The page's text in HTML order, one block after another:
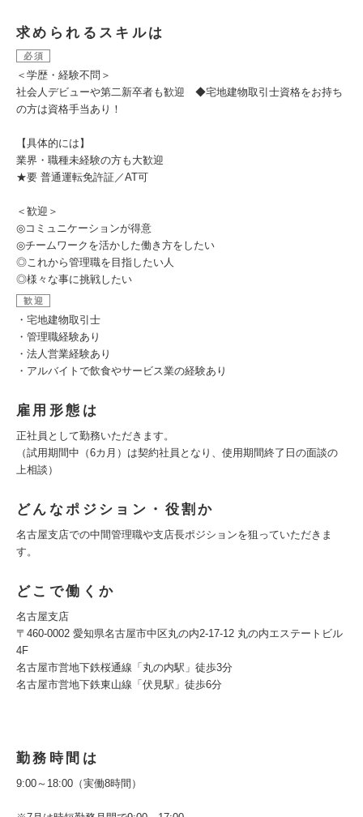
求められるスキルは
必須
＜学歴・経験不問＞
社会人デビューや第二新卒者も歓迎 ◆宅地建物取引士資格をお持ち
の方は資格手当あり！
【具体的には】
業界・職種未経験の方も大歓迎
★要 普通運転免許証／AT可
＜歓迎＞
◎コミュニケーションが得意
◎チームワークを活かした働き方をしたい
◎これから管理職を目指したい人
◎様々な事に挑戦したい
歓迎
・宅地建物取引士
・管理職経験あり
・法人営業経験あり
・アルバイトで飲食やサービス業の経験あり
雇用形態は
正社員として勤務いただきます。
（試用期間中（6カ月）は契約社員となり、使用期間終了日の面談の
上相談）
どんなポジション・役割か
名古屋支店での中間管理職や支店長ポジションを狙っていただきま
す。
どこで働くか
名古屋支店
〒460-0002 愛知県名古屋市中区丸の内2-17-12 丸の内エステートビル
4F
名古屋市営地下鉄桜通線「丸の内駅」徒歩3分
名古屋市営地下鉄東山線「伏見駅」徒歩6分
勤務時間は
9:00～18:00（実働8時間）